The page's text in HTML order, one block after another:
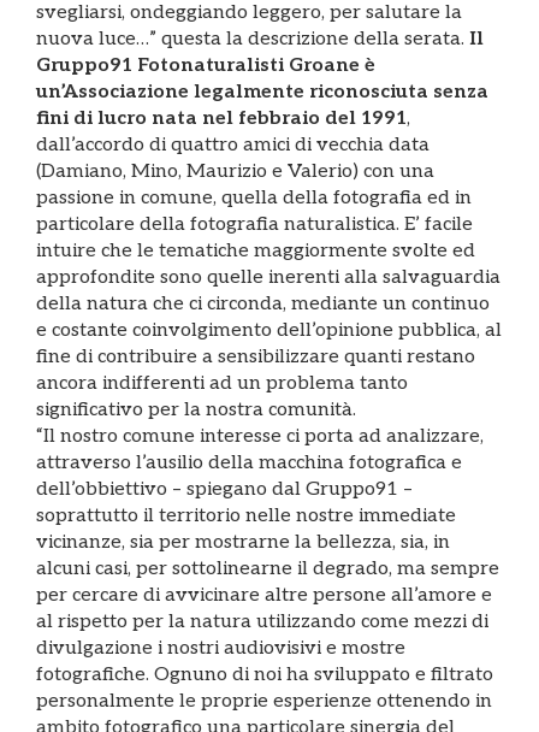
svegliarsi, ondeggiando leggero, per salutare la
nuova luce…” questa la descrizione della serata. Il
Gruppo91 Fotonaturalisti Groane è
un’Associazione legalmente riconosciuta senza
fini di lucro nata nel febbraio del 1991,
dall’accordo di quattro amici di vecchia data
(Damiano, Mino, Maurizio e Valerio) con una
passione in comune, quella della fotografia ed in
particolare della fotografia naturalistica. E’ facile
intuire che le tematiche maggiormente svolte ed
approfondite sono quelle inerenti alla salvaguardia
della natura che ci circonda, mediante un continuo
e costante coinvolgimento dell’opinione pubblica, al
fine di contribuire a sensibilizzare quanti restano
ancora indifferenti ad un problema tanto
significativo per la nostra comunità.
“Il nostro comune interesse ci porta ad analizzare,
attraverso l’ausilio della macchina fotografica e
dell’obbiettivo – spiegano dal Gruppo91 –
soprattutto il territorio nelle nostre immediate
vicinanze, sia per mostrarne la bellezza, sia, in
alcuni casi, per sottolinearne il degrado, ma sempre
per cercare di avvicinare altre persone all’amore e
al rispetto per la natura utilizzando come mezzi di
divulgazione i nostri audiovisivi e mostre
fotografiche. Ognuno di noi ha sviluppato e filtrato
personalmente le proprie esperienze ottenendo in